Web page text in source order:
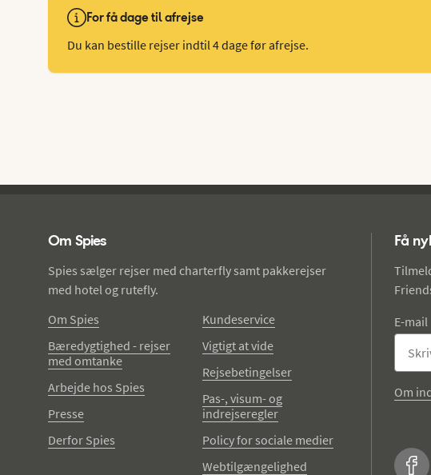
For få dage til afrejse
Du kan bestille rejser indtil 4 dage før afrejse.
Om Spies
Spies sælger rejser med charterfly samt pakkerejser
med hotel og rutefly.
Om Spies
Bæredygtighed - rejser
med omtanke
Arbejde hos Spies
Presse
Derfor Spies
Kundeservice
Vigtigt at vide
Rejsebetingelser
Pas-, visum- og
indrejseregler
Policy for sociale medier
Webtilgængelighed
Få
E-mail
Om